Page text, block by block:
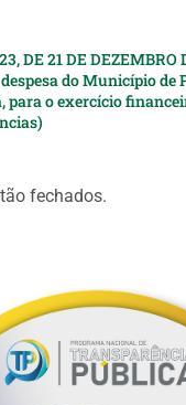
DE 21 DE
do Município de
para o exercício
fechados.